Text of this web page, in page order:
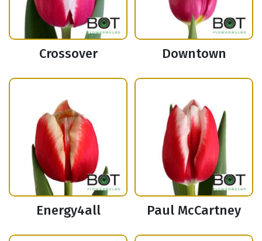
Crossover Downtown
Energy4all Paul McCartney